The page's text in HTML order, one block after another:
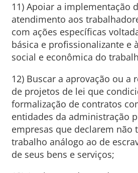
11) Apoiar a implementação
atendimento aos
com ações específicas
básica e profissionalizante e
social e econômica do
12) Buscar a aprovação ou a
de projetos de lei que
formalização de contratos
entidades da administração
empresas que declarem não
trabalho análogo ao de
de seus bens e serviços;